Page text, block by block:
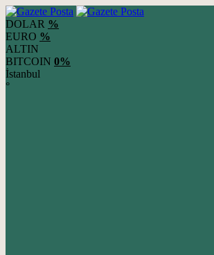
DOLAR %
EURO %
ALTIN
BITCOIN 0%
İstanbul
°